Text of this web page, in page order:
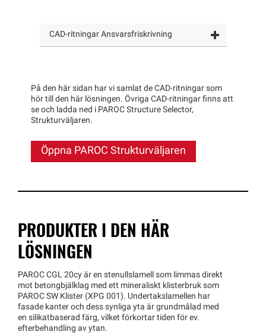
CAD-ritningar Ansvarsfriskrivning
På den här sidan har vi samlat de CAD-ritningar som
hör till den här lösningen. Övriga CAD-ritningar finns att
se och ladda ned i PAROC Structure Selector,
Strukturväljaren.
Öppna PAROC Strukturväljaren
PRODUKTER I DEN HÄR
LÖSNINGEN
PAROC CGL 20cy är en stenullslamell som limmas direkt
mot betongbjälklag med ett mineraliskt klisterbruk som
PAROC SW Klister (XPG 001). Undertakslamellen har
fasade kanter och dess synliga yta är grundmålad med
en silikatbaserad färg, vilket förkortar tiden för ev.
efterbehandling av ytan.